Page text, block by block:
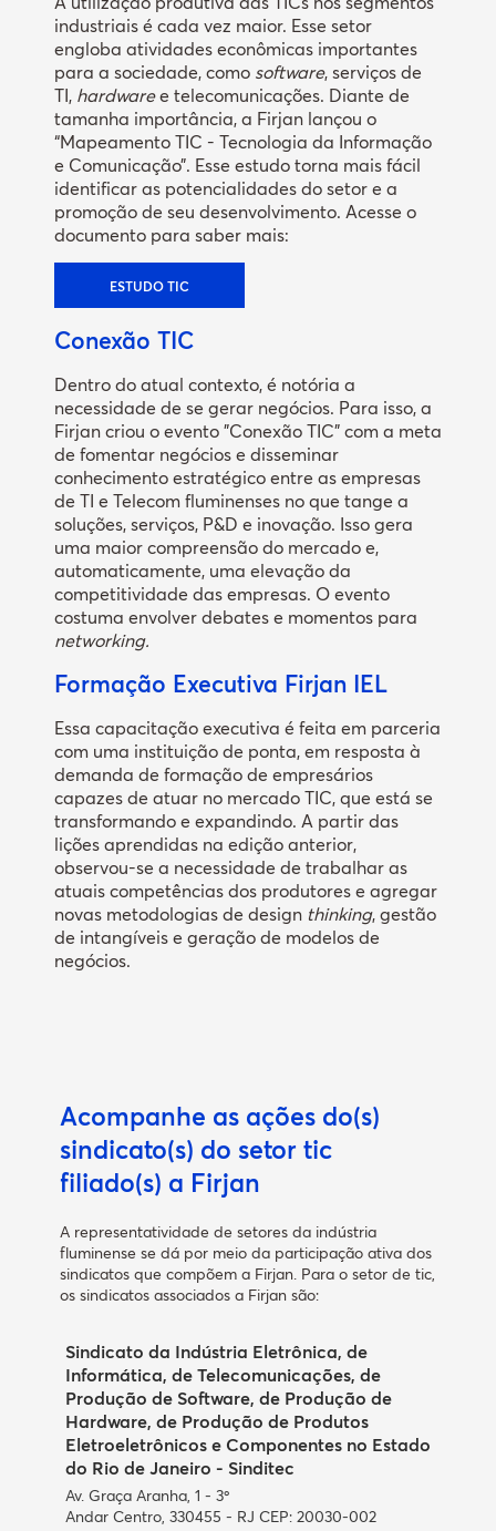
industriais é cada vez maior. Esse setor
engloba atividades econômicas importantes
para a sociedade, como software, serviços de
TI, hardwaree telecomunicações. Diante de
tamanha importância, a Firjan lançou o
“Mapeamento TIC - Tecnologia da Informação
e Comunicação”. Esse estudo torna mais fácil
identificar as potencialidades do setor e a
promoção de seu desenvolvimento. Acesse o
documento para saber mais:
ESTUDO TIC
Conexão TIC
Dentro do atual contexto, é notória a
necessidade de se gerar negócios. Para isso, a
Firjan criou o evento "Conexão TIC" com a meta
de fomentar negócios e disseminar
conhecimento estratégico entre as empresas
de TI e Telecom fluminenses no que tange a
soluções, serviços, P&D e inovação. Isso gera
uma maior compreensão do mercado e,
automaticamente, uma elevação da
competitividade das empresas. O evento
costuma envolver debates e momentos para
networking.
Formação Executiva Firjan IEL
Essa capacitação executiva é feita em parceria
com uma instituição de ponta, em resposta à
demanda de formação de empresários
capazes de atuar no mercado TIC, que está se
transformando e expandindo. A partir das
lições aprendidas na edição anterior,
observou-se a necessidade de trabalhar as
atuais competências dos produtores e agregar
novas metodologias de design thinking, gestão
de intangíveis e geração de modelos de
negócios.
Acompanhe as ações do(s)
sindicato(s) do setor tic
filiado(s) a Firjan
A representatividade de setores da indústria
fluminense se dá por meio da participação ativa dos
sindicatos que compõem a Firjan. Para o setor de tic,
os sindicatos associados a Firjan são:
Sindicato da Indústria Eletrônica, de
Informática, de Telecomunicações, de
Produção de Software, de Produção de
Hardware, de Produção de Produtos
Eletroeletrônicos e Componentes no Estado
do Rio de Janeiro - Sinditec
Av. Graça Aranha, 1 - 3º
Andar Centro, 330455 - RJ CEP: 20030-002